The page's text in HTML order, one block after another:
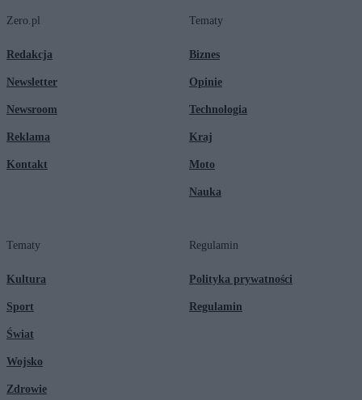
Zero.pl
Redakcja
Newsletter
Newsroom
Reklama
Kontakt
Tematy
Biznes
Opinie
Technologia
Kraj
Moto
Nauka
Tematy
Kultura
Sport
Świat
Wojsko
Zdrowie
Regulamin
Polityka prywatności
Regulamin